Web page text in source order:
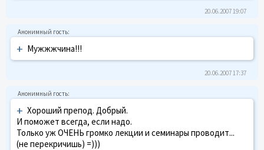
20.06.2007 19:07
+ Мужжжчина!!!
20.06.2007 17:37
+ Хороший препод. Добрый.
И поможет всегда, если надо.
Только уж ОЧЕНЬ громко лекции и семинары проводит...
(не перекричишь) =)))